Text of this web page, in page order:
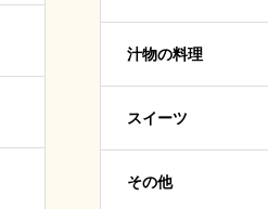
汁物の料理
スイーツ
その他